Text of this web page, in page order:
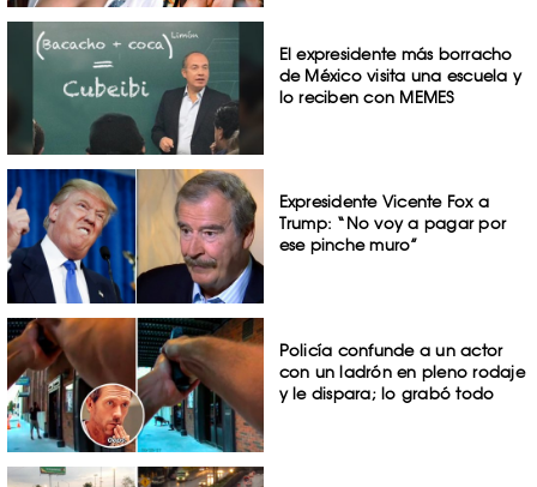
El expresidente más borracho
de México visita una escuela y
lo reciben con MEMES
Expresidente Vicente Fox a
Trump: “No voy a pagar por
ese pinche muro”
Policía confunde a un actor
con un ladrón en pleno rodaje
y le dispara; lo grabó todo